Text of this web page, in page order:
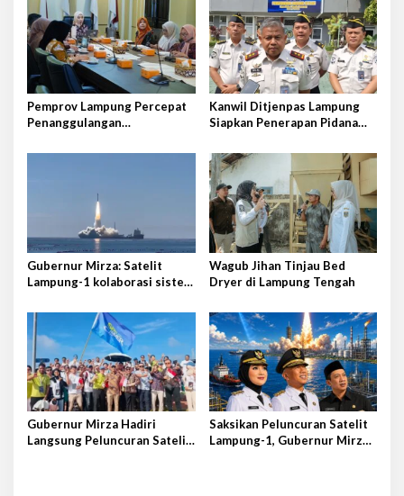
s
i
p
o
s
Pemprov Lampung Percepat
Penanggulangan
Kanwil Ditjenpas Lampung
Siapkan Penerapan Pidana
Gubernur Mirza: Satelit
Lampung-1 kolaborasi sister
Wagub Jihan Tinjau Bed
Dryer di Lampung Tengah
Gubernur Mirza Hadiri
Langsung Peluncuran Satelit
Saksikan Peluncuran Satelit
Lampung-1, Gubernur Mirza